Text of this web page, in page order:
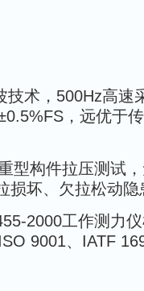
术，500Hz高速
，远优于
型构件拉压测试
损坏、欠拉松动隐
2000工作测力
9001、IATF